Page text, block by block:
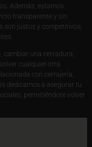
Además, estamos
transparente y sin
son justos y competitivos,
cambiar una cerradura,
cualquier otra
con cerrajería,
dedicamos a asegurar tu
permitiéndote volver